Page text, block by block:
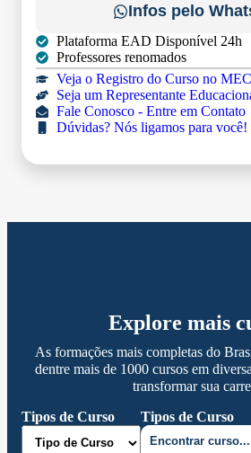
Infos pelo
Plataforma EAD Disponível 24h
Professores renomados
Veja o Registro do Curso no MEC
Seja um Representante
Fale Conosco - Entre em Contato
Dúvidas? Nós ligamos para você!
Explore mais
As formações mais completas do
dentre mais de 1000 cursos em
transformar sua
Tipos de Curso
Tipos de Curso